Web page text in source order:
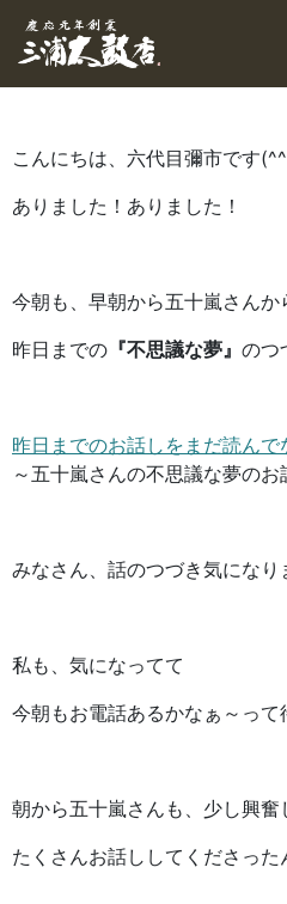
六代目ブログ
三浦和也（六代目彌市）
こんにちは、六代目彌市です
ありました！ありました！
今朝も、早朝から五十嵐さん
昨日までの 『不思議な夢』 のつ
昨日までのお話しをまだ読ん
～五十嵐さんの不思議な夢のお
みなさん、話のつづき気になり
私も、気になってて
今朝もお電話あるかなぁ～っ
朝から五十嵐さんも、少し興奮
たくさんお話ししてくださった